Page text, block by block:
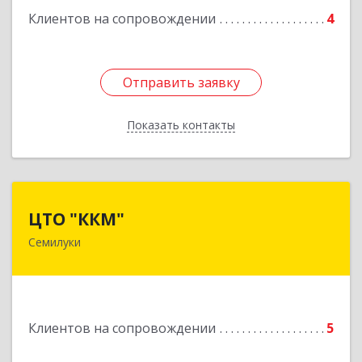
Клиентов на сопровождении 4
Отправить заявку
Показать контакты
Отправить заявку
Назад
ЦТО "ККМ"
Семилуки
Клиентов на сопровождении 5